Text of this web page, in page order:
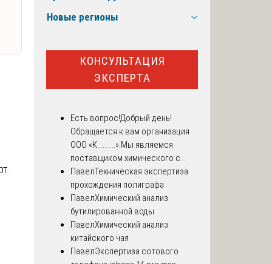
Новые регионы
КОНСУЛЬТАЦИЯ
ЭКСПЕРТА
Есть вопрос!Добрый день!
Обращается к вам организация
ООО «К..........».Мы являемся
поставщиком химического с...
ПавелТехническая экспертиза
прохождения полиграфа
ПавелХимический анализ
бутилированной воды
ПавелХимический анализ
китайского чая
ПавелЭкспертиза сотового